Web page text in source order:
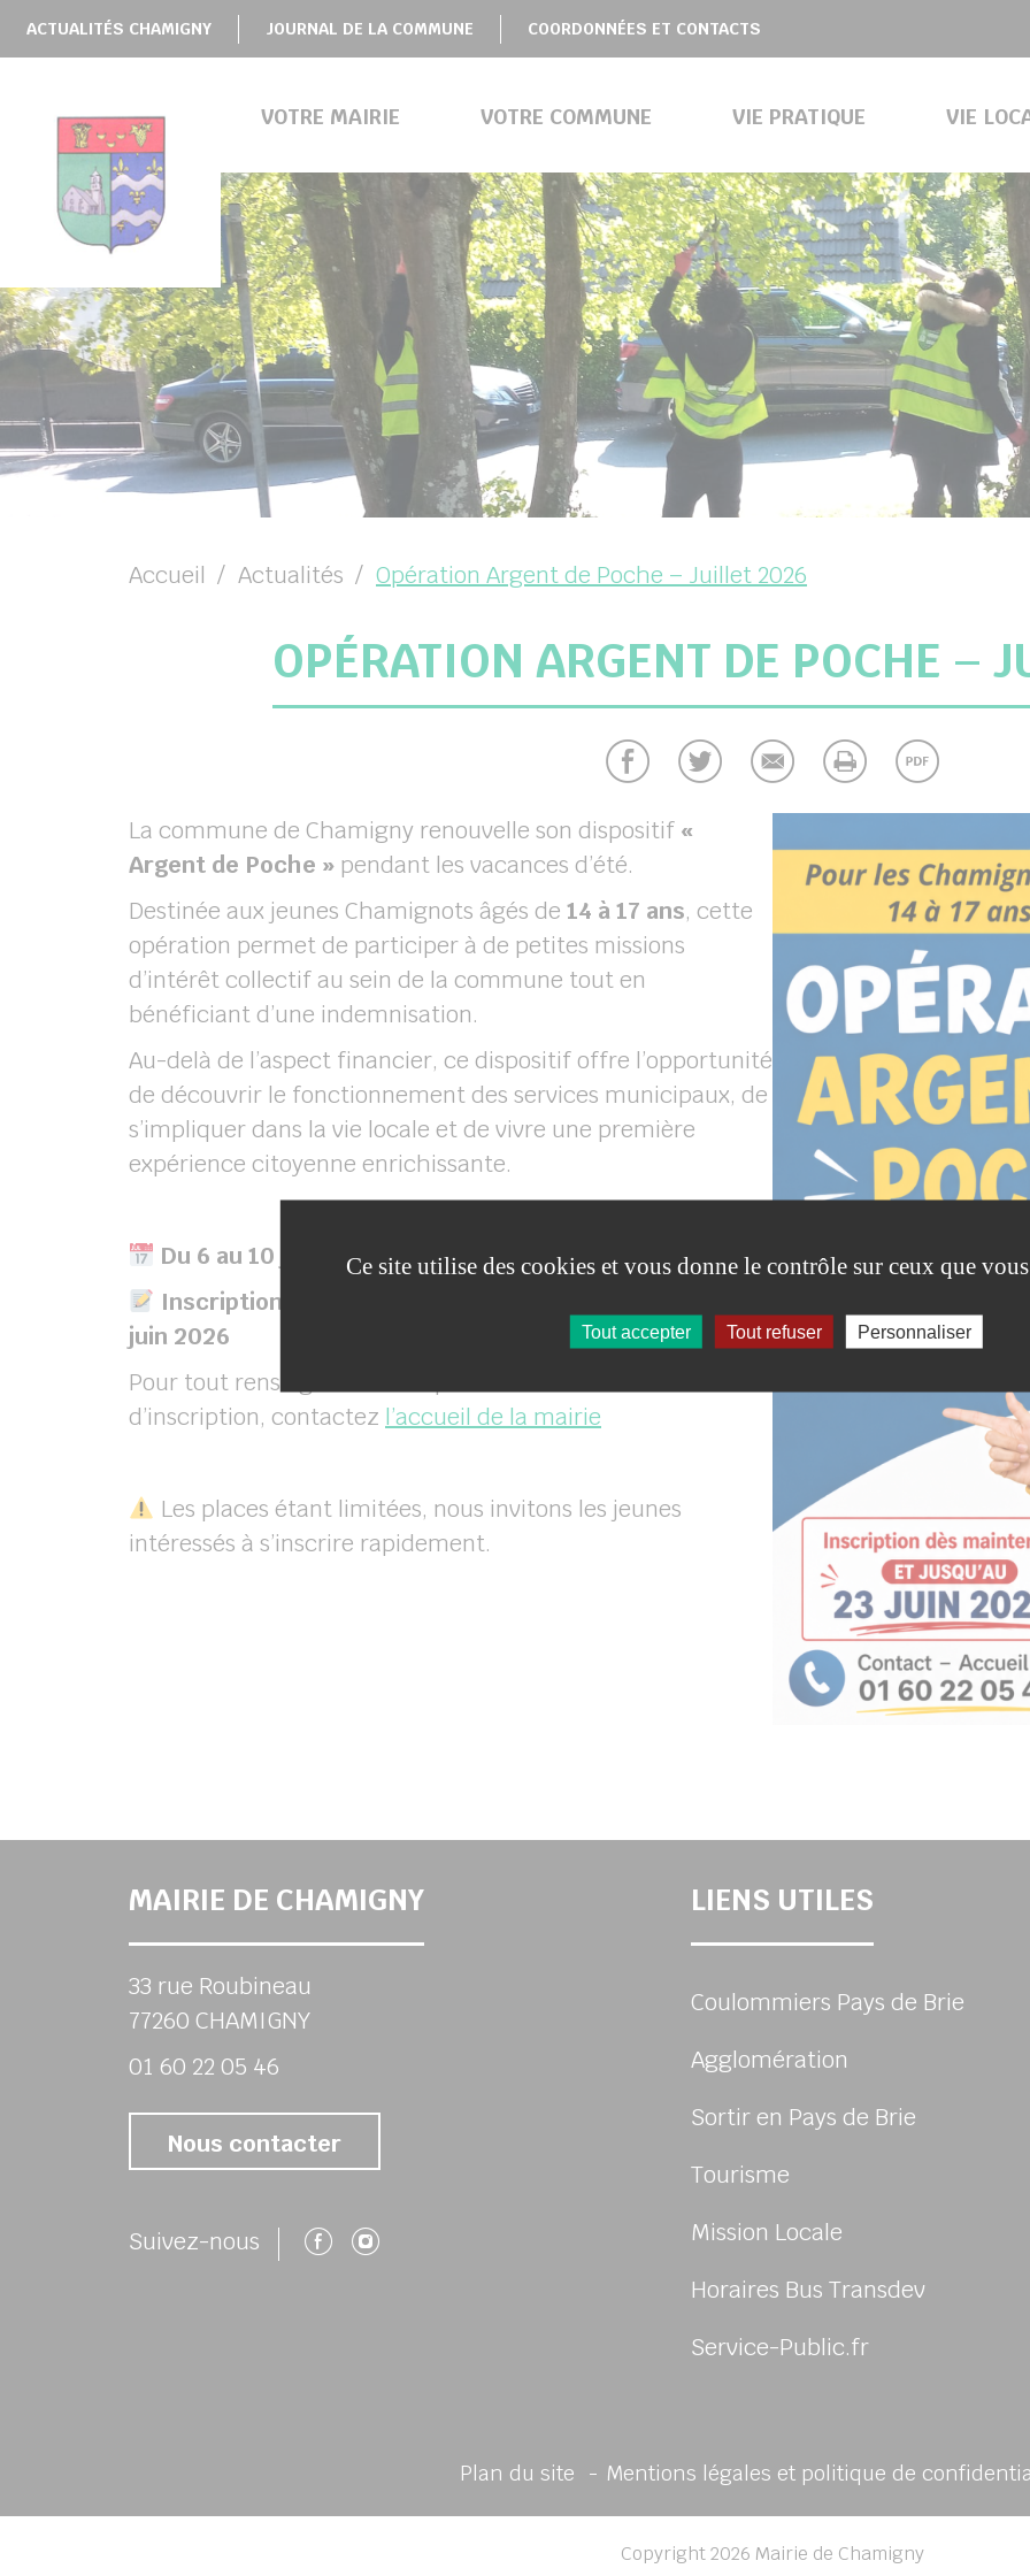
( VOTRE MAIRIE )
( VOTRE COMMUNE )
( VIE PRATIQUE )
ACTUALITÉS CHAMIGNY JOURNAL DE LA COMMUNE COORDONNÉES ET CONTACTS
VOTRE MAIRIE VOTRE COMMUNE VIE PRATIQUE VIE
Accueil Actualités Opération Argent de Poche – Juillet 2026
OPÉRATION ARGENT DE POCHE –
La commune de Chamigny renouvelle son dispositif «
Argent de Poche » pendant les vacances d’été.
Destinée aux jeunes Chamignots âgés de 14 à 17 ans, cette
opération permet de participer à de petites missions
d’intérêt collectif au sein de la commune tout en
bénéficiant d’une indemnisation.
Au-delà de l’aspect financier, ce dispositif offre l’opportunité
de découvrir le fonctionnement des services municipaux, de
s’impliquer dans la vie locale et de vivre une première
expérience citoyenne enrichissante.
Du 6 au 10 juillet 2026
Inscriptions ouvertes dès maintenant et jusqu’au 23
juin 2026
Pour tout renseignement ou pour retirer un dossier
d’inscription, contactez l’accueil de la mairie
Les places étant limitées, nous invitons les jeunes
intéressés à s’inscrire rapidement.
MAIRIE DE CHAMIGNY
33 rue Roubineau
77260 CHAMIGNY
01 60 22 05 46
Nous contacter
Suivez-nous Suivez-nous sur Facebook
Suivez-nous sur Instagram
LIENS UTILES
Coulommiers Pays de Brie
Agglomération
Sortir en Pays de Brie
Tourisme
Mission Locale
Horaires Bus Transdev
Service-Public.fr
Plan du site Mentions légales et politique de
Copyright 2026 Mairie de Chamigny
Panneau de gestion des cookies
Ce site utilise des cookies et vous donne le contrôle sur ceux que
Tout accepter Tout refuser Personnaliser